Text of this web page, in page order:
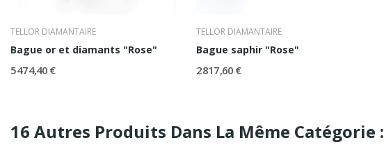
TELLOR DIAMANTAIRE
Bague or et diamants "Rose"
5 474,40 €
TELLOR DIAMANTAIRE
Bague saphir "Rose"
2 817,60 €
16 Autres Produits Dans La Même Catégorie :